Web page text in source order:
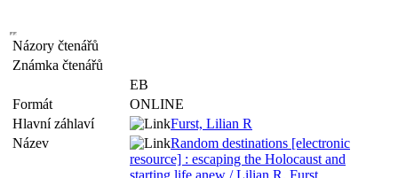
Názory čtenářů
Známka čtenářů
EB
Formát
ONLINE
Hlavní záhlaví
Furst, Lilian R
Název
Random destinations [electronic
resource] : escaping the Holocaust and
starting life anew / Lilian R. Furst